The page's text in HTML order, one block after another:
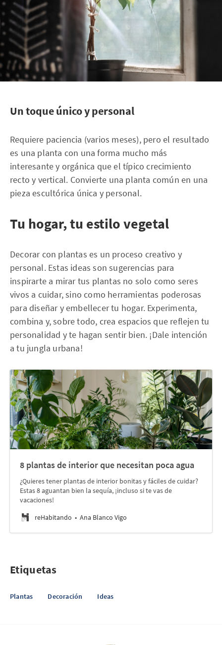
Un toque único y personal
Requiere paciencia (varios meses), pero el resultado
es una planta con una forma mucho más
interesante y orgánica que el típico crecimiento
recto y vertical. Convierte una planta común en una
pieza escultórica única y personal.
Tu hogar, tu estilo vegetal
Decorar con plantas es un proceso creativo y
personal. Estas ideas son sugerencias para
inspirarte a mirar tus plantas no solo como seres
vivos a cuidar, sino como herramientas poderosas
para diseñar y embellecer tu hogar. Experimenta,
combina y, sobre todo, crea espacios que reflejen tu
personalidad y te hagan sentir bien. ¡Dale intención
a tu jungla urbana!
8 plantas de interior que necesitan poca agua
¿Quieres tener plantas de interior bonitas y fáciles de cuidar?
Estas 8 aguantan bien la sequía, ¡incluso si te vas de
vacaciones!
reHabitando
Ana Blanco Vigo
Etiquetas
Plantas Decoración Ideas